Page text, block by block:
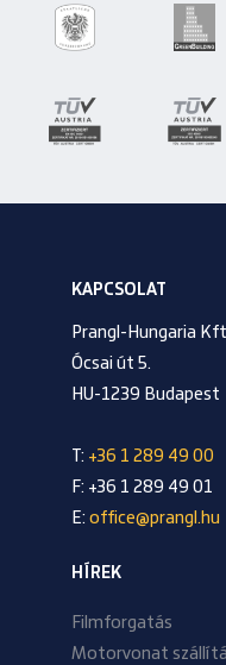
KAPCSOLAT
Prangl-Hungaria
Ócsai út 5.
HU-1239 Budapest
T: +36 1 289 49 00
F: +36 1 289 49 01
E: office@prangl.hu
HÍREK
Filmforgatás
Motorvonat